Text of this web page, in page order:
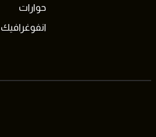
حوارات
انفوغرافيك